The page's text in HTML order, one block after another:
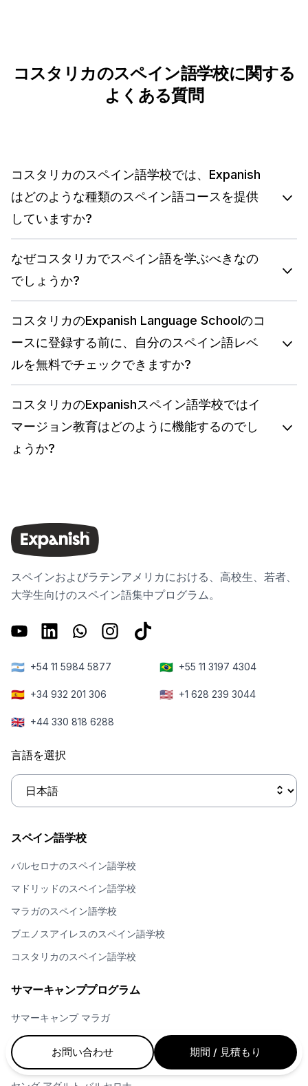
コスタリカのスペイン語学校に関する
よくある質問
コスタリカのスペイン語学校では、Expanish
はどのような種類のスペイン語コースを提供
していますか?
なぜコスタリカでスペイン語を学ぶべきなの
でしょうか?
コスタリカのExpanish Language Schoolのコ
ースに登録する前に、自分のスペイン語レベ
ルを無料でチェックできますか?
コスタリカのExpanishスペイン語学校ではイ
マージョン教育はどのように機能するのでし
ょうか?
スペインおよびラテンアメリカにおける、高校生、若者、
大学生向けのスペイン語集中プログラム。
🇦🇷 +54 11 5984 5877 🇧🇷 +55 11 3197 4304
🇪🇸 +34 932 201 306 🇺🇸 +1 628 239 3044
🇬🇧 +44 330 818 6288
言語を選択
スペイン語学校
バルセロナのスペイン語学校
マドリッドのスペイン語学校
マラガのスペイン語学校
ブエノスアイレスのスペイン語学校
コスタリカのスペイン語学校
サマーキャンププログラム
サマーキャンプ マラガ
サマーキャンプ バルセロナ
サマーキャンプ マドリッド
お問い合わせ 期間 / 見積もり